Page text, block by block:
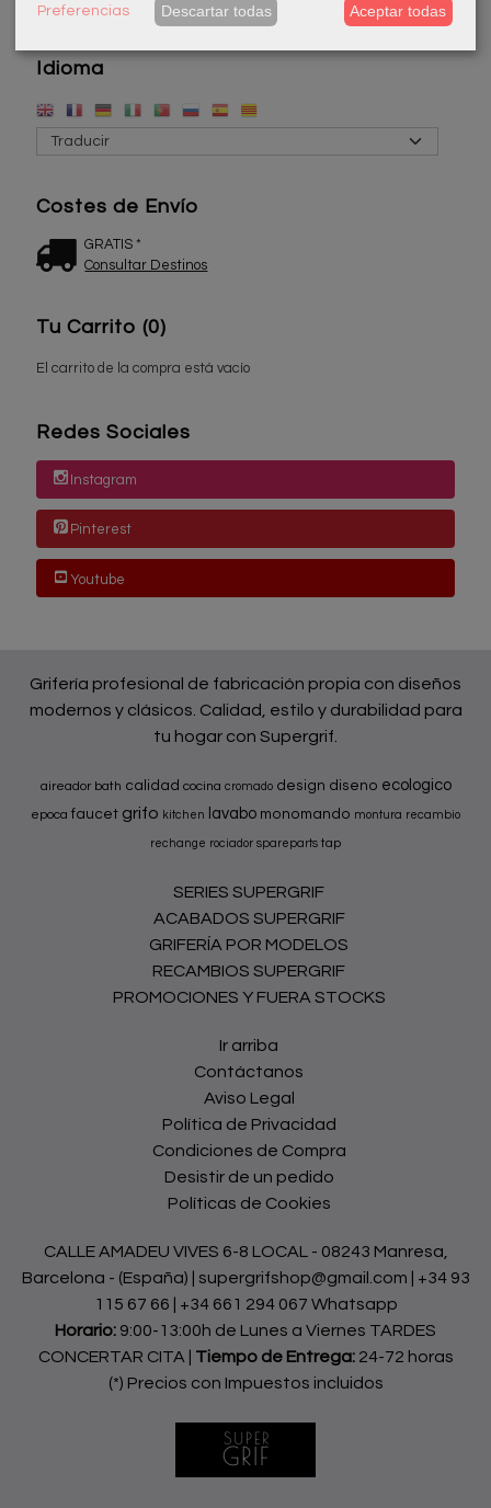
Idioma
Costes de Envío
GRATIS *
Consultar Destinos
Tu Carrito (0)
El carrito de la compra está vacío
Redes Sociales
Instagram
Pinterest
Youtube
Grifería profesional de fabricación propia con diseños
modernos y clásicos. Calidad, estilo y durabilidad para
tu hogar con Supergrif.
aireador bath calidad cocina cromado design diseno ecologico
epoca faucet grifo kitchen lavabo monomando montura recambio
rechange rociador spareparts tap
SERIES SUPERGRIF
ACABADOS SUPERGRIF
GRIFERÍA POR MODELOS
RECAMBIOS SUPERGRIF
PROMOCIONES Y FUERA STOCKS
Ir arriba
Contáctanos
Aviso Legal
Política de Privacidad
Condiciones de Compra
Desistir de un pedido
Políticas de Cookies
CALLE AMADEU VIVES 6-8 LOCAL - 08243 Manresa,
Barcelona - (España) | supergrifshop@gmail.com | +34 93
115 67 66
+34 661 294 067 Whatsapp
Horario: 9:00-13:00h de Lunes a Viernes TARDES
CONCERTAR CITA | Tiempo de Entrega: 24-72 horas
(*) Precios con Impuestos incluidos
Preferencias Descartar todas Aceptar todas